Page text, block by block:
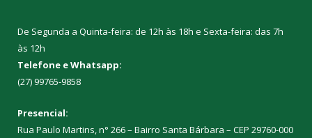
De Segunda a Quinta-feira: de 12h às 18h e Sexta-feira: das 7h
às 12h
Telefone e Whatsapp:
(27) 99765-9858
Presencial:
Rua Paulo Martins, n° 266 – Bairro Santa Bárbara – CEP 29760-000